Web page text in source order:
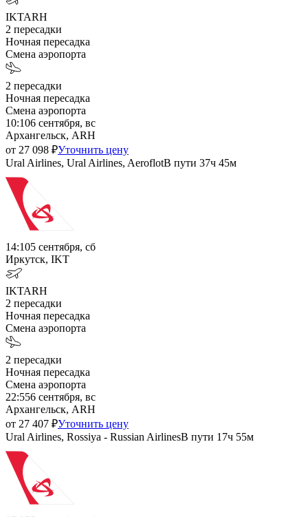
IKTARH
2 пересадки
Ночная пересадка
Смена аэропорта
2 пересадки
Ночная пересадка
Смена аэропорта
10:106 сентября, вс
Архангельск, ARH
от 27 098 ₽Уточнить цену
Ural Airlines, Ural Airlines, AeroflotВ пути 37ч 45м
14:105 сентября, сб
Иркутск, IKT
IKTARH
2 пересадки
Ночная пересадка
Смена аэропорта
2 пересадки
Ночная пересадка
Смена аэропорта
22:556 сентября, вс
Архангельск, ARH
от 27 407 ₽Уточнить цену
Ural Airlines, Rossiya - Russian AirlinesВ пути 17ч 55м